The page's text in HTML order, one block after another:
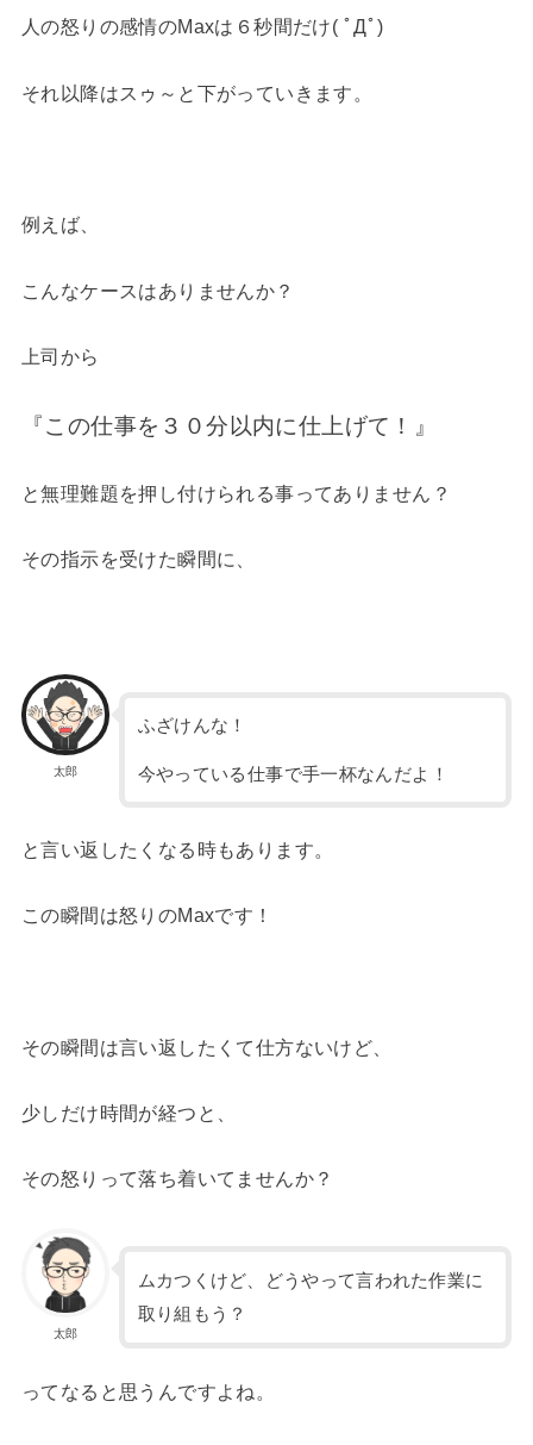
人の怒りの感情のMaxは６秒間だけ( ﾟДﾟ)
それ以降はスゥ～と下がっていきます。
例えば、
こんなケースはありませんか？
上司から
『この仕事を３０分以内に仕上げて！』
と無理難題を押し付けられる事ってありません？
その指示を受けた瞬間に、
太郎
ふざけんな！
今やっている仕事で手一杯なんだよ！
と言い返したくなる時もあります。
この瞬間は怒りのMaxです！
その瞬間は言い返したくて仕方ないけど、
少しだけ時間が経つと、
その怒りって落ち着いてませんか？
太郎
ムカつくけど、どうやって言われた作業に
取り組もう？
ってなると思うんですよね。